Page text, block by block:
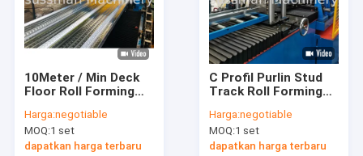
Mesin Pembentuk Roda Baki Kabel
Stud dan lagu gulungan yang membentuk mesin
CZ Purlin Roll Forming Machine
10Meter / Min Deck
Floor Roll Forming
Dengan Servo
Mengikuti
Pemotongan
Harga:negotiable
MOQ:1 set
dapatkan harga terbaru
C Profil Purlin Stud
Track Roll Forming
11KW Galvanis
Harga:negotiable
MOQ:1 set
dapatkan harga terbaru